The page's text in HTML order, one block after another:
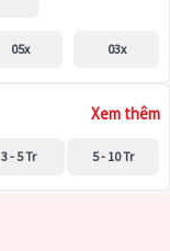
05x 03x
Xem thêm
3 - 5 Tr 5 - 10 Tr